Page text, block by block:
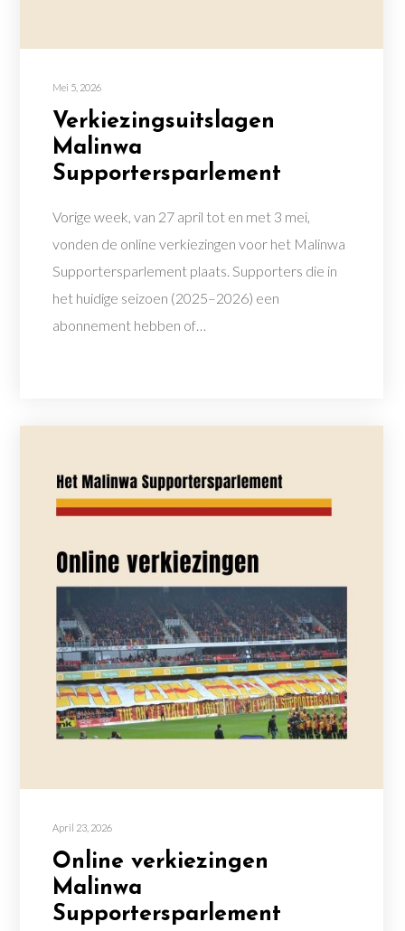
Mei 5, 2026
Verkiezingsuitslagen
Malinwa
Supportersparlement
Vorige week, van 27 april tot en met 3 mei,
vonden de online verkiezingen voor het Malinwa
Supportersparlement plaats. Supporters die in
het huidige seizoen (2025–2026) een
abonnement hebben of…
April 23, 2026
Online verkiezingen
Malinwa
Supportersparlement